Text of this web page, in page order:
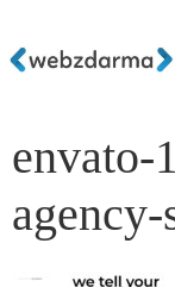
envato-